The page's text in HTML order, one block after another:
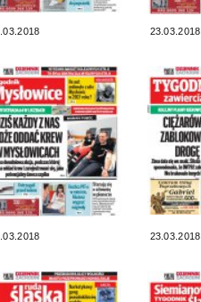
23.03.2018
23.03.2018